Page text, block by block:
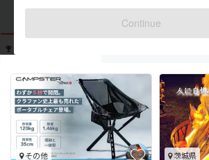
Continue
その他 茨城県